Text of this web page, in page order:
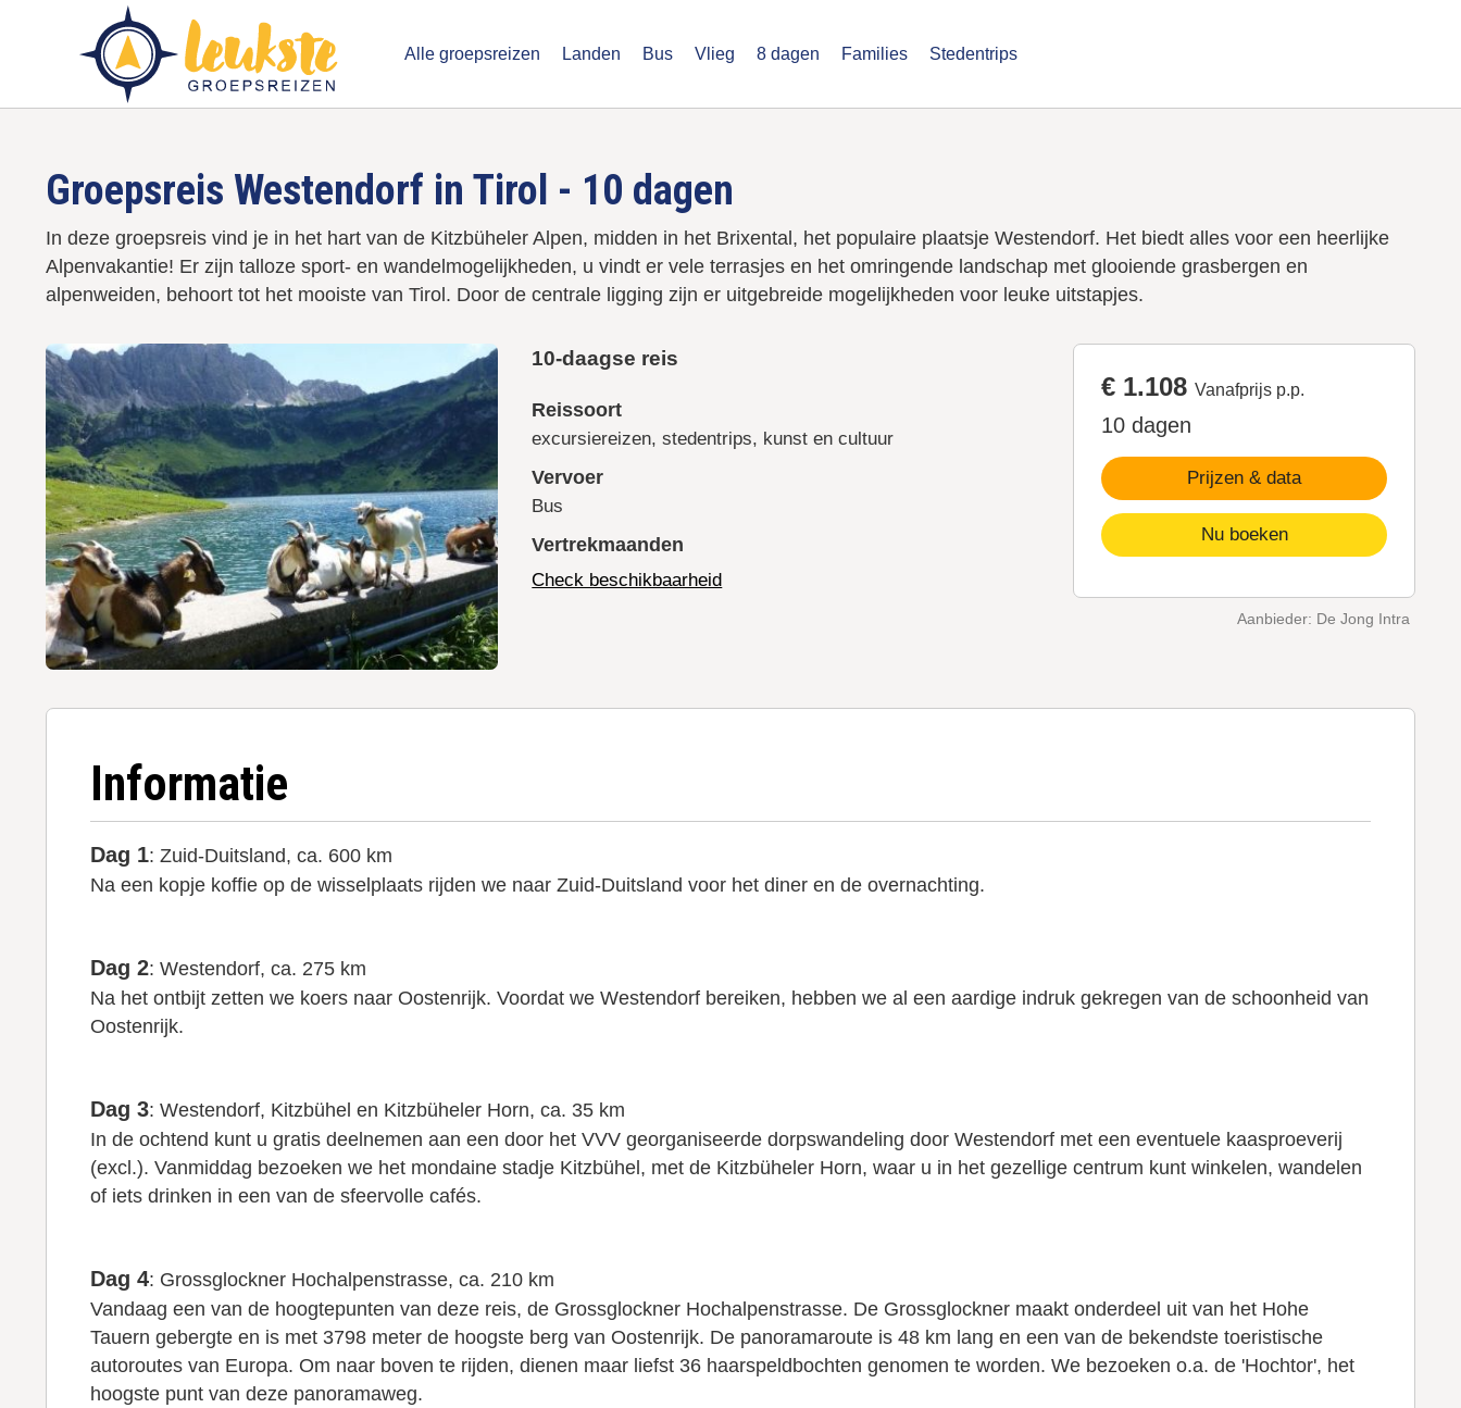
inhoud
Menu
Alle groepsreizen Landen Bus Vlieg 8 dagen Families Stedentrips
Groepsreis Westendorf in Tirol - 10 dagen
In deze groepsreis vind je in het hart van de Kitzbüheler Alpen, midden in het Brixental, het populaire plaatsje Westendorf. Het biedt alles voor een heerlijke
Alpenvakantie! Er zijn talloze sport- en wandelmogelijkheden, u vindt er vele terrasjes en het omringende landschap met glooiende grasbergen en
alpenweiden, behoort tot het mooiste van Tirol. Door de centrale ligging zijn er uitgebreide mogelijkheden voor leuke uitstapjes.
10-daagse reis
Reissoort
excursiereizen, stedentrips, kunst en cultuur
Vervoer
Bus
Vertrekmaanden
Check beschikbaarheid
€ 1.108 Vanafprijs p.p.
10 dagen
Prijzen & data
Nu boeken
Aanbieder: De Jong Intra
Informatie
Dag 1: Zuid-Duitsland, ca. 600 km
Na een kopje koffie op de wisselplaats rijden we naar Zuid-Duitsland voor het diner en de overnachting.
Dag 2: Westendorf, ca. 275 km
Na het ontbijt zetten we koers naar Oostenrijk. Voordat we Westendorf bereiken, hebben we al een aardige indruk gekregen van de schoonheid van
Oostenrijk.
Dag 3: Westendorf, Kitzbühel en Kitzbüheler Horn, ca. 35 km
In de ochtend kunt u gratis deelnemen aan een door het VVV georganiseerde dorpswandeling door Westendorf met een eventuele kaasproeverij
(excl.). Vanmiddag bezoeken we het mondaine stadje Kitzbühel, met de Kitzbüheler Horn, waar u in het gezellige centrum kunt winkelen, wandelen
of iets drinken in een van de sfeervolle cafés.
Dag 4: Grossglockner Hochalpenstrasse, ca. 210 km
Vandaag een van de hoogtepunten van deze reis, de Grossglockner Hochalpenstrasse. De Grossglockner maakt onderdeel uit van het Hohe
Tauern gebergte en is met 3798 meter de hoogste berg van Oostenrijk. De panoramaroute is 48 km lang en een van de bekendste toeristische
autoroutes van Europa. Om naar boven te rijden, dienen maar liefst 36 haarspeldbochten genomen te worden. We bezoeken o.a. de 'Hochtor', het
hoogste punt van deze panoramaweg.